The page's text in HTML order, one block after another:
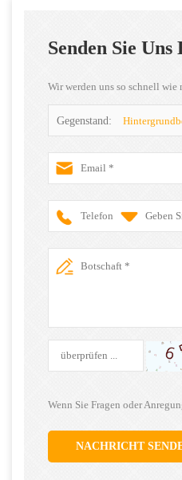
Senden Sie
Wir werden uns so schnell
Gegenstand:
Telefon
Wenn Sie Fragen oder
NACHRICHT